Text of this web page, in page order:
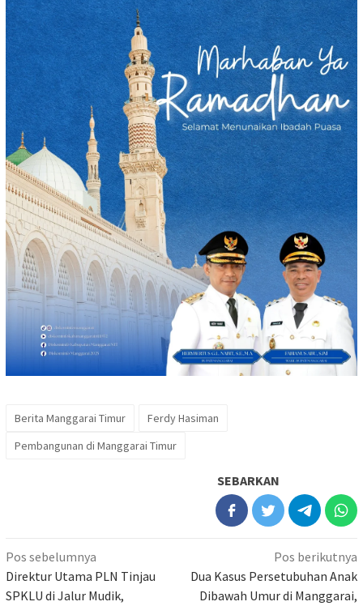
Berita Manggarai Timur
Ferdy Hasiman
Pembangunan di Manggarai Timur
SEBARKAN
Navigasi
pos
Pos sebelumnya
Direktur Utama PLN Tinjau
SPKLU di Jalur Mudik,
Pos berikutnya
Dua Kasus Persetubuhan Anak
Dibawah Umur di Manggarai,